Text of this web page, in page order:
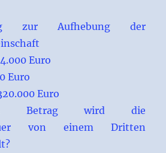
zur Aufhebung der
Euro
Euro
Euro
Betrag wird die
von einem Dritten